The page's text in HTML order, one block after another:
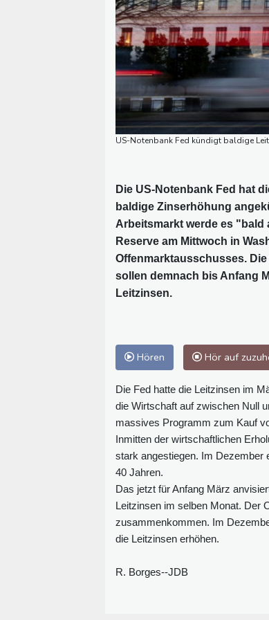
US-Notenbank Fed kündigt baldige
Die US-Notenbank Fed hat
baldige Zinserhöhung
Arbeitsmarkt werde es "bald
Reserve am Mittwoch in
Offenmarktausschusses.
sollen demnach bis Anfang
Leitzinsen.
Hören Hör auf
Die Fed hatte die Leitzinsen im
die Wirtschaft auf zwischen Null
massives Programm zum Kauf
Inmitten der wirtschaftlichen
stark angestiegen. Im Dezember
40 Jahren.
Das jetzt für Anfang März
Leitzinsen im selben Monat. Der
zusammenkommen. Im
die Leitzinsen erhöhen.
R. Borges--JDB